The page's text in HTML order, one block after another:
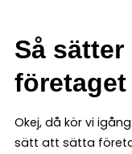
Så
Okej, då kör vi
sätt att sätta